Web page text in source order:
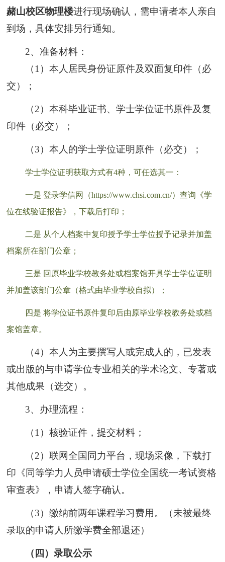
赭山校区物理楼进行现场确认，需申请者本人亲自
到场，具体安排另行通知。
2、准备材料：
（1）本人居民身份证原件及双面复印件（必
交）；
（2）本科毕业证书、学士学位证书原件及复
印件（必交）；
（3）本人的学士学位证明原件（必交）；
学士学位证明获取方式有4种，可任选其一：
一是 登录学信网（https://www.chsi.com.cn/）查询《学
位在线验证报告》，下载后打印；
二是 从个人档案中复印授予学士学位授予记录并加盖
档案所在部门公章；
三是 回原毕业学校教务处或档案馆开具学士学位证明
并加盖该部门公章（格式由毕业学校自拟）；
四是 将学位证书原件复印后由原毕业学校教务处或档
案馆盖章。
（4）本人为主要撰写人或完成人的，已发表
或出版的与申请学位专业相关的学术论文、专著或
其他成果（选交）。
3、 办理流程：
（1）核验证件，提交材料；
（2）联网全国同力平台，现场采像，下载打
印《同等学力人员申请硕士学位全国统一考试资格
审查表》，申请人签字确认。
（3）缴纳前两年课程学习费用。（未被最终
录取的申请人所缴学费全部退还）
（四）录取公示